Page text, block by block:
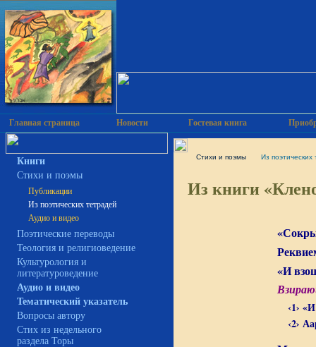
Главная страница Новости Гостевая книга
Книги
Cтихи и поэмы
Публикации
Из поэтических тетрадей
Аудио и видео
Поэтические переводы
Теология и религиоведение
Культурология и
литературоведение
Аудио и видео
Тематический указатель
Вопросы автору
Стих из недельного
раздела Торы
Cтихи и поэмы Из поэтических
Из книги
«И
‹1›
‹2›